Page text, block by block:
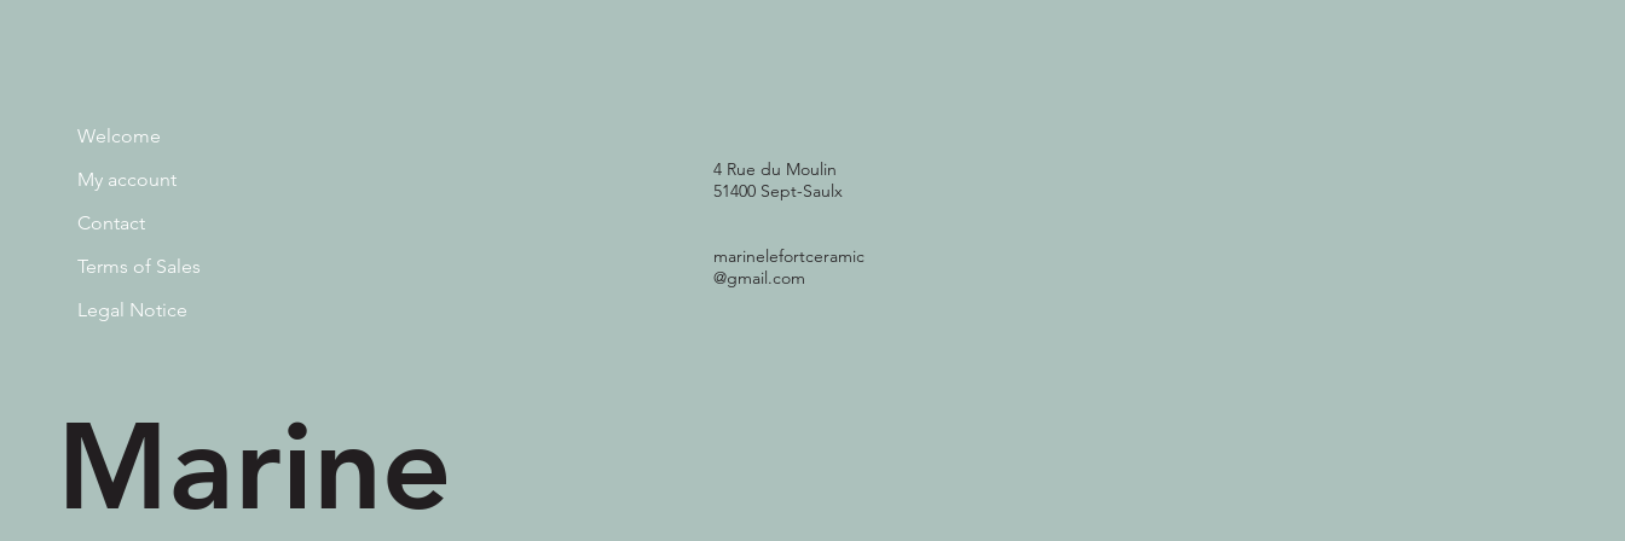
4 Rue du Moulin
51400 Sept-Saulx
marinelefortceramic
@gmail.com
Marine
Welcome
My account
Contact
Terms of Sales
Legal Notice